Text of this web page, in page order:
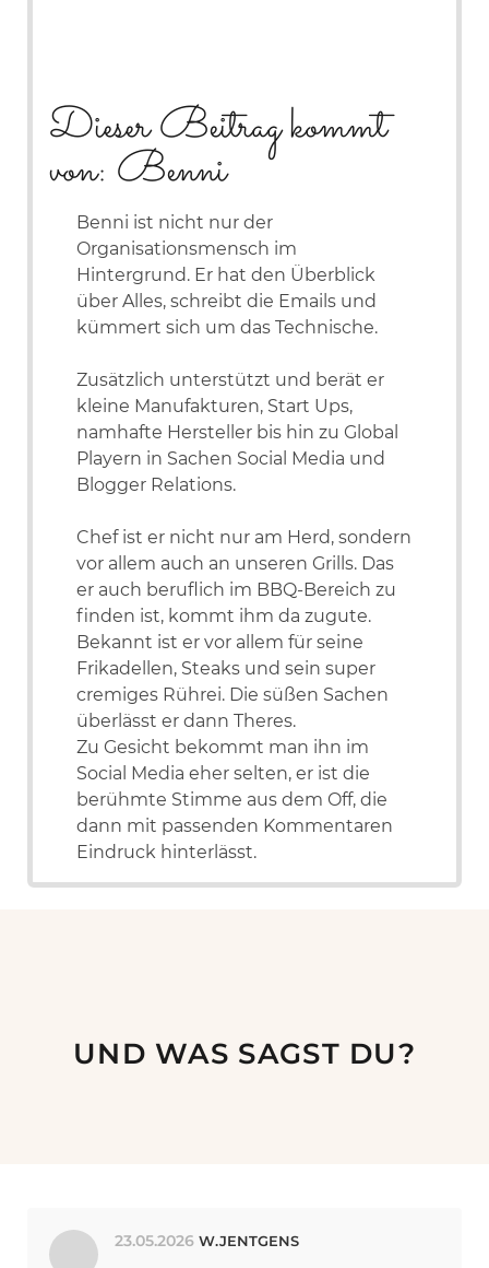
Dieser Beitrag kommt
von: Benni
Benni ist nicht nur der
Organisationsmensch im
Hintergrund. Er hat den Überblick
über Alles, schreibt die Emails und
kümmert sich um das Technische.
Zusätzlich unterstützt und berät er
kleine Manufakturen, Start Ups,
namhafte Hersteller bis hin zu Global
Playern in Sachen Social Media und
Blogger Relations.
Chef ist er nicht nur am Herd, sondern
vor allem auch an unseren Grills. Das
er auch beruflich im BBQ-Bereich zu
finden ist, kommt ihm da zugute.
Bekannt ist er vor allem für seine
Frikadellen, Steaks und sein super
cremiges Rührei. Die süßen Sachen
überlässt er dann Theres.
Zu Gesicht bekommt man ihn im
Social Media eher selten, er ist die
berühmte Stimme aus dem Off, die
dann mit passenden Kommentaren
Eindruck hinterlässt.
UND WAS SAGST DU?
23.05.2026 W.JENTGENS